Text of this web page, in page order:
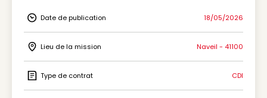
Icon Date de publication
Date de publication 18/05/2026
Icon Lieu de la mission
Lieu de la mission Naveil - 41100
Icon Type de contrat
Type de contrat CDI